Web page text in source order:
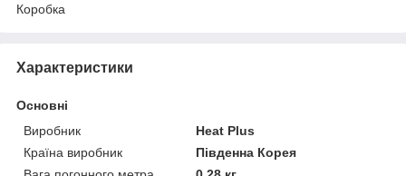
Коробка
Характеристики
Основні
Виробник
Heat Plus
Країна виробник
Південна Корея